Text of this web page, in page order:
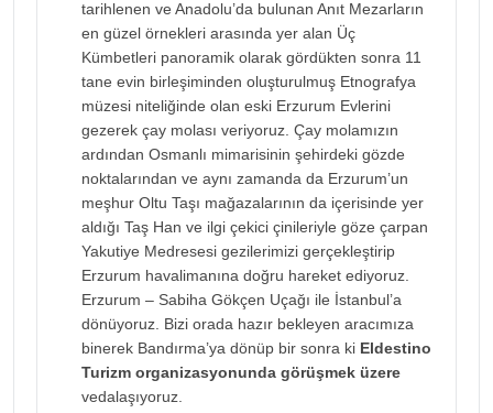
tarihlenen ve Anadolu’da bulunan Anıt Mezarların
en güzel örnekleri arasında yer alan Üç
Kümbetleri panoramik olarak gördükten sonra 11
tane evin birleşiminden oluşturulmuş Etnografya
müzesi niteliğinde olan eski Erzurum Evlerini
gezerek çay molası veriyoruz. Çay molamızın
ardından Osmanlı mimarisinin şehirdeki gözde
noktalarından ve aynı zamanda da Erzurum’un
meşhur Oltu Taşı mağazalarının da içerisinde yer
aldığı Taş Han ve ilgi çekici çinileriyle göze çarpan
Yakutiye Medresesi gezilerimizi gerçekleştirip
Erzurum havalimanına doğru hareket ediyoruz.
Erzurum – Sabiha Gökçen Uçağı ile İstanbul’a
dönüyoruz. Bizi orada hazır bekleyen aracımıza
binerek Bandırma’ya dönüp bir sonra ki Eldestino
Turizm organizasyonunda görüşmek üzere
vedalaşıyoruz.